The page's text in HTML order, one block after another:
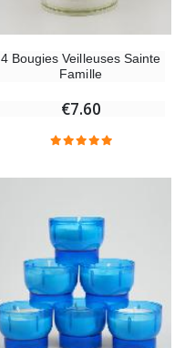
4 Bougies Veilleuses Sainte
Famille
€7.60